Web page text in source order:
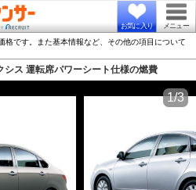
お気に入り メニュー
格です。また基本情報など、その他の項目について
シス 運転席パワーシート仕様の燃費
1/3